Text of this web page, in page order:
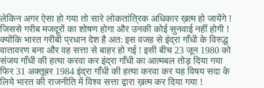
लेकिन अगर ऐसा हो गया तो सारे लोकतांत्रिक अधिकार ख़त्म हो जायेंगे !
जिससे गरीब मजदूरों का शोषण होगा और उनकी कोई सुनवाई नहीं होगी !
क्योंकि भारत गरीबी प्रधान देश है अत: इस वजह से इंद्रा गाँधी के विरुद्ध
वातावरण बना और वह सत्ता से बाहर हो गई ! इसी बीच 23 जून 1980 को
संजय गाँधी की हत्या करवा कर इंद्रा गाँधी का आत्मबल तोड़ दिया गया
फिर 31 अक्तूबर 1984 इंद्रा गाँधी की हत्या करवा कर यह विषय सदा के
लिये भारत की राजनीति में विश्व सत्ता द्वारा ख़त्म कर दिया गया !